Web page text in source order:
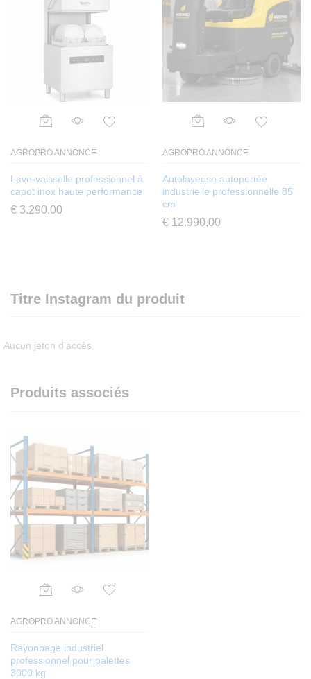
AGROPRO ANNONCE
Lave-vaisselle professionnel à
capot inox haute performance
€ 3.290,00
AGROPRO ANNONCE
Autolaveuse autoportée
industrielle professionnelle 85
cm
€ 12.990,00
Titre Instagram du produit
Aucun jeton d'accès
Produits associés
AGROPRO ANNONCE
Rayonnage industriel
professionnel pour palettes
3000 kg